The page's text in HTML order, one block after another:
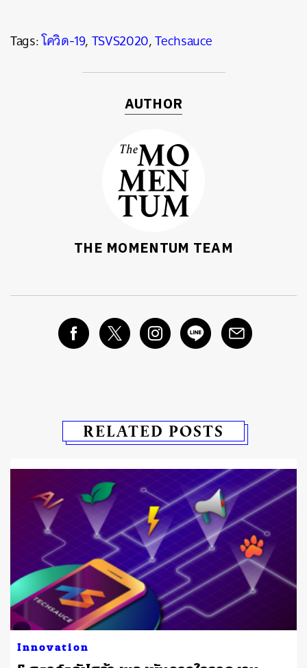
Tags:โควิด-19,TSVS2020,Techsauce
AUTHOR
THE MOMENTUM TEAM
RELATED POSTS
Innovation